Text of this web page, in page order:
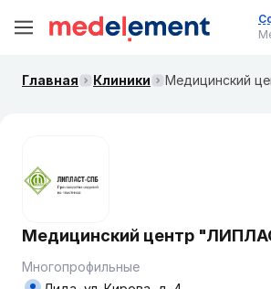
Главная Клиники Медицинский
Медицинский центр
Многопрофильные